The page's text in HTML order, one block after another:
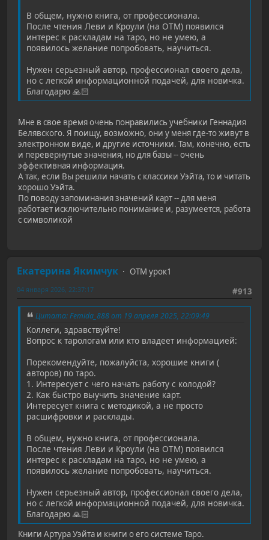
В общем, нужно книга, от профессионала.
После чтения Леви и Кроули (на ОТМ) появился
интерес к раскладам на таро, но не умею, а
появилось желание попробовать, научиться.
Нужен серьезный автор, профессионал своего дела,
но с легкой информационной подачей, для новичка.
Благодарю 🙏🏻
Мне в свое время очень понравились учебники Геннадия
Белявского. Я поищу, возможно, они у меня где-то живут в
электронном виде, и другие источники. Там, конечно, есть
и перевернутые значения, но для базы -- очень
эффективная информация.
А так, если Вы решили начать с классики Уэйта, то и читать
хорошо Уэйта.
По поводу запоминания значений карт -- для меня
работает исключительно понимание и, разумеется, работа
с символикой
Екатерина Якимчук
ОТМ урок1
#913
04 января 2026, 22:37:17
Цитата: Femida_888 от 19 апреля 2025, 22:09:49
Коллеги, здравствуйте!
Вопрос к тарологам или кто владеет информацией:
Порекомендуйте, пожалуйста, хорошие книги (
авторов) по таро.
1. Интересует с чего начать работу с колодой?
2. Как быстро выучить значение карт.
Интересует книга с методикой, а не просто
расшифровки и расклады.
В общем, нужно книга, от профессионала.
После чтения Леви и Кроули (на ОТМ) появился
интерес к раскладам на таро, но не умею, а
появилось желание попробовать, научиться.
Нужен серьезный автор, профессионал своего дела,
но с легкой информационной подачей, для новичка.
Благодарю 🙏🏻
Книги Артура Уэйта и книги о его системе Таро.